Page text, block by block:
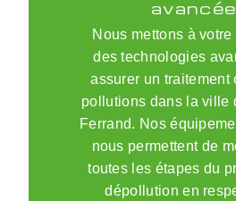
Nous mettons à
des technologies
assurer un traitement
pollutions dans la ville
Ferrand. Nos
nous permettent de
toutes les étapes du
dépollution en